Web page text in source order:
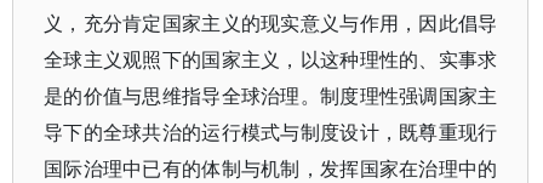
义，充分肯定国家主义的现实意义与作用，因此倡导
全球主义观照下的国家主义，以这种理性的、实事求
是的价值与思维指导全球治理。制度理性强调国家主
导下的全球共治的运行模式与制度设计，既尊重现行
国际治理中已有的体制与机制，发挥国家在治理中的